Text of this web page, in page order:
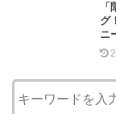
グ
ニ